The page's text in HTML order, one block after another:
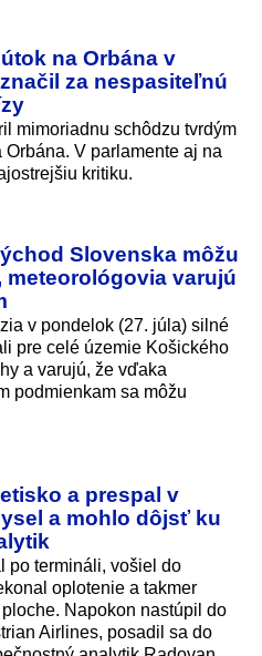
na Orbána v
za nespasiteľnú
mimoriadnu schôdzu tvrdým
V parlamente aj na
kritiku.
Slovenska môžu
varujú
v pondelok (27. júla) silné
pre celé územie Košického
a varujú, že vďaka
podmienkam sa môžu
a prespal v
a mohlo dôjsť ku
po termináli, vošiel do
oplotenie a takmer
Napokon nastúpil do
Airlines, posadil sa do